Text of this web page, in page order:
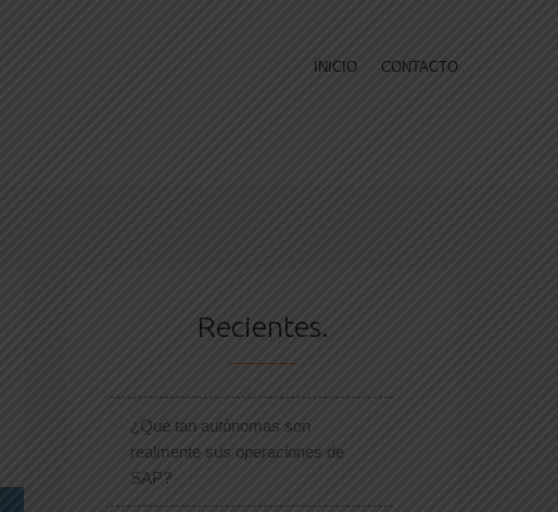
INICIO CONTACTO
Recientes.
¿Qué tan autónomas son
realmente sus operaciones de
SAP?